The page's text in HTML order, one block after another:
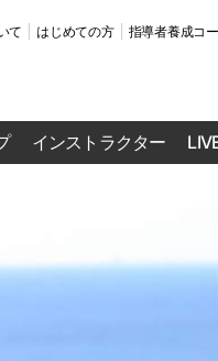
て はじめての方 指導者養成コ
インストラクター